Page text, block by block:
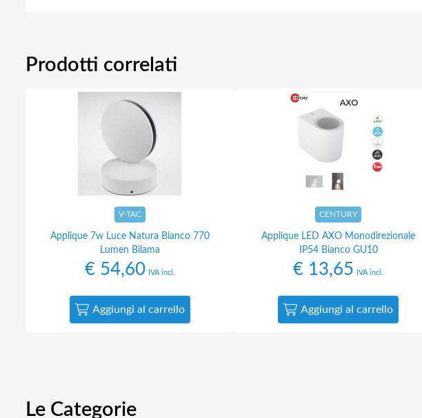
Prodotti correlati
V-TAC
Applique 7w Luce Natura Bianco 770
Lumen Bilama
€54,60 IVA incl.
Aggiungi al carrello
CENTURY
Applique LED AXO Monodirezionale
IP54 Bianco GU10
€ 13,65 IVA incl.
Aggiungi al carrello
Le Categorie